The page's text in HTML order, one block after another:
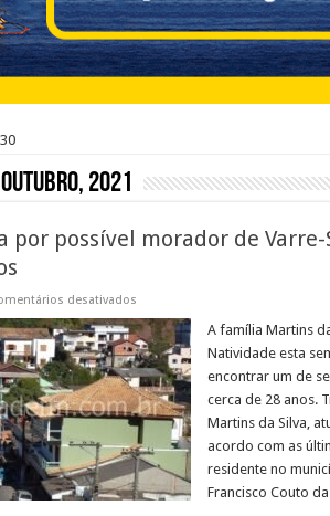
30
2021
por possível morador de
desativadosem
procura
por
possível
morador
de
Varre-
Sai
a
quem
não
veem
há
28
A família Martins
Natividade esta
encontrar um de
cerca de 28 anos.
Martins da Silva,
acordo com as
residente no
Francisco Couto da